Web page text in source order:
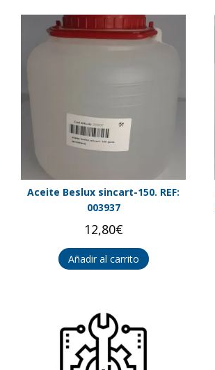
Aceite Beslux sincart-150. REF:
003937
12,80€
Añadir al carrito